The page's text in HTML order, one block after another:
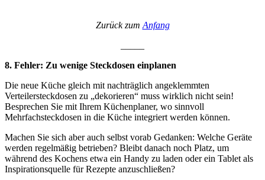
Zurück zumAnfang
8. Fehler: Zu wenige Steckdosen einplanen
Die neue Küche gleich mit nachträglich angeklemmten
Verteilersteckdosen zu „dekorieren“ muss wirklich nicht sein!
Besprechen Sie mit Ihrem Küchenplaner, wo sinnvoll
Mehrfachsteckdosen in die Küche integriert werden können.
Machen Sie sich aber auch selbst vorab Gedanken: Welche Geräte
werden regelmäßig betrieben? Bleibt danach noch Platz, um
während des Kochens etwa ein Handy zu laden oder ein Tablet als
Inspirationsquelle für Rezepte anzuschließen?